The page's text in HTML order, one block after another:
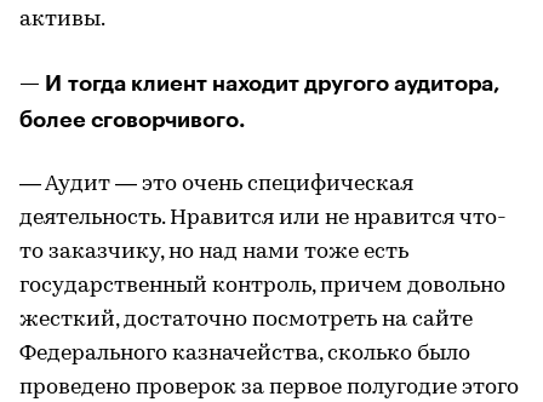
активы.
— И тогда клиент находит другого аудитора,
более сговорчивого.
— Аудит — это очень специфическая
деятельность. Нравится или не нравится что-
то заказчику, но над нами тоже есть
государственный контроль, причем довольно
жесткий, достаточно посмотреть на сайте
Федерального казначейства, сколько было
проведено проверок за первое полугодие этого